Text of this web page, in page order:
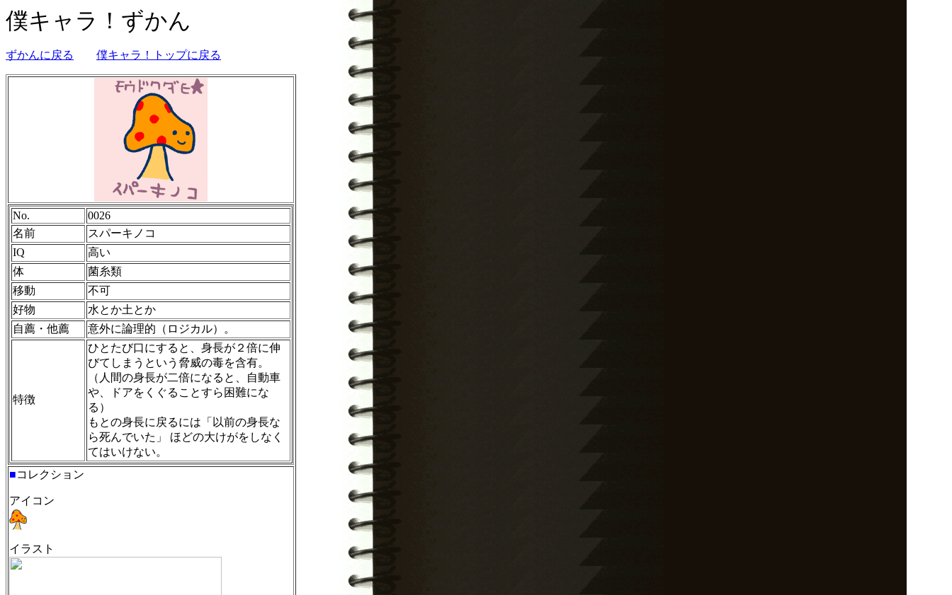
僕キャラ！ずかん
ずかんに戻る 僕キャラ！トップに戻る
No.
0026
名前
スパーキノコ
IQ
高い
体
菌糸類
移動
不可
好物
水とか土とか
自薦・他薦
意外に論理的（ロジカル）。
特徴
ひとたび口にすると、身長が２倍に伸
びてしまうという脅威の毒を含有。
（人間の身長が二倍になると、自動車
や、ドアをくぐることすら困難にな
る）
もとの身長に戻るには「以前の身長な
ら死んでいた」 ほどの大けがをしなく
てはいけない。
■コレクション
アイコン
イラスト